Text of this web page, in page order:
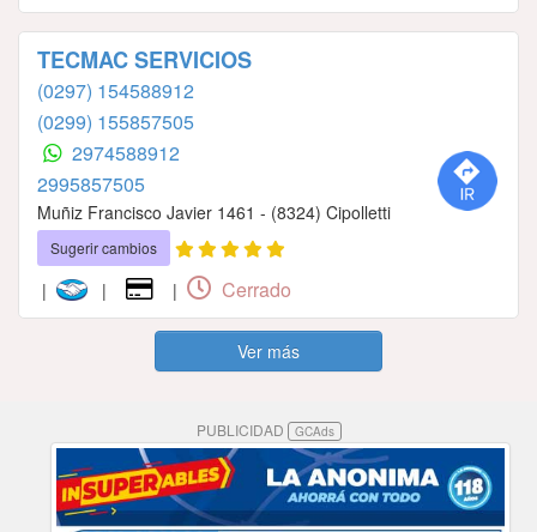
TECMAC SERVICIOS
(0297) 154588912
(0299) 155857505
2974588912
2995857505
Muñiz Francisco Javier 1461 - (8324) Cipolletti
Sugerir cambios
| | | Cerrado
Ver más
PUBLICIDAD GCAds